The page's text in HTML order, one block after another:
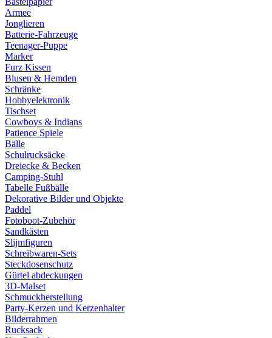
Armee
Jonglieren
Batterie-Fahrzeuge
Teenager-Puppe
Marker
Furz Kissen
Blusen & Hemden
Schränke
Hobbyelektronik
Tischset
Cowboys & Indians
Patience Spiele
Bälle
Schulrucksäcke
Dreiecke & Becken
Camping-Stuhl
Tabelle Fußbälle
Dekorative Bilder und Objekte
Paddel
Fotoboot-Zubehör
Sandkästen
Slijmfiguren
Schreibwaren-Sets
Steckdosenschutz
Gürtel abdeckungen
3D-Malset
Schmuckherstellung
Party-Kerzen und Kerzenhalter
Bilderrahmen
Rucksack